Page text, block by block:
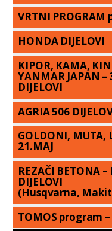
VRTNI PROGRAM
HONDA DIJELOVI
KIPOR, KAMA,
YANMAR JAPAN –
DIJELOVI
AGRIA 506
GOLDONI, MUTA,
21.MAJ
REZAČI BETONA –
DIJELOVI
(Husqvarna,
TOMOS program –